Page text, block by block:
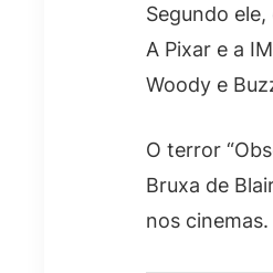
Segundo
A Pixar e a
Woody e
O terror
Bruxa de
nos cinemas.